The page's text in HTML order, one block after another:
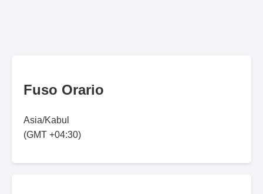
Fuso Orario
Asia/Kabul
(GMT +04:30)